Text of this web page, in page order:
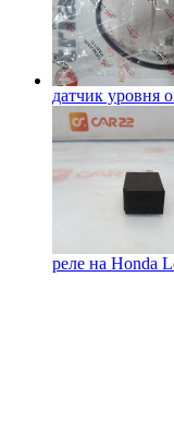
датчик уровня
реле на Honda